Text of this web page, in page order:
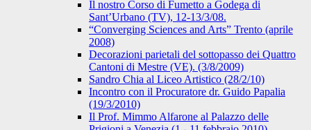
Il nostro Corso di Fumetto a Godega di
Sant’Urbano (TV), 12-13/3/08.
“Converging Sciences and Arts” Trento (aprile
2008)
Decorazioni parietali del sottopasso dei Quattro
Cantoni di Mestre (VE). (3/8/2009)
Sandro Chia al Liceo Artistico (28/2/10)
Incontro con il Procuratore dr. Guido Papalia
(19/3/2010)
Il Prof. Mimmo Alfarone al Palazzo delle